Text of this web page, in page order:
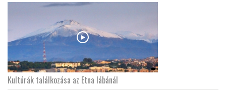
Kultúrák találkozása az Etna lábánál